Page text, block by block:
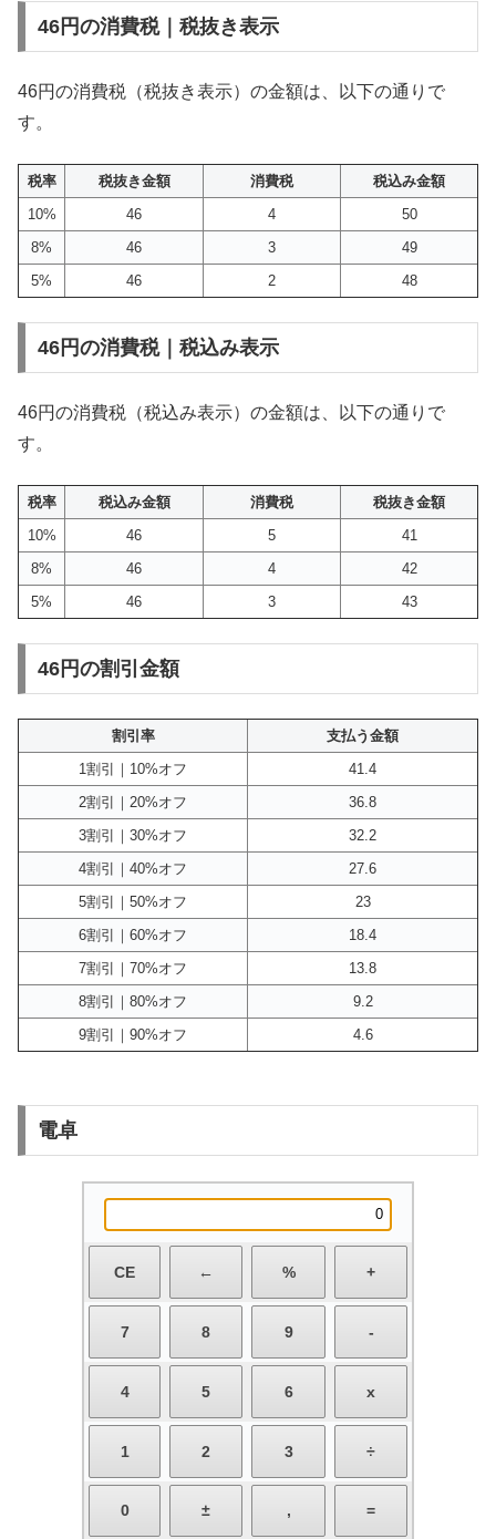
46円の消費税｜税抜き表示
46円の消費税（税抜き表示）の金額は、以下の通りで
す。
税率 税抜き金額 消費税
税込み金額
10%
46 4
50
8%
46 3
49
5%
46 2 48
46円の消費税｜税込み表示
46円の消費税（税込み表示）の金額は、以下の通りで
す。
税率 税込み金額 消費税
税抜き金額
10%
46 5
41
8%
46 4
42
5%
46 3 43
46円の割引金額
割引率
支払う金額
1割引｜10%オフ
41.4
2割引｜20%オフ
36.8
3割引｜30%オフ
32.2
4割引｜40%オフ
27.6
5割引｜50%オフ
23
6割引｜60%オフ
18.4
7割引｜70%オフ
13.8
8割引｜80%オフ
9.2
9割引｜90%オフ
4.6
電卓